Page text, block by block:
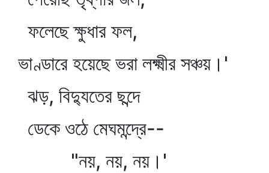
ফলেছে ক্ষুধার ফল,
ভাণ্ডারে হয়েছে ভরা লক্ষ্মীর সঞ্চয়।'
ঝড়, বিদ্যুতের ছন্দে
ডেকে ওঠে মেঘমন্দ্রে--
"নয়, নয়, নয়।'